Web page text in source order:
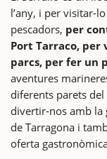
l’any, i per visitar-
pescadors, per
Port Tarraco, per
parcs, per fer un
aventures
diferents parets
divertir-nos amb la
de Tarragona i
oferta